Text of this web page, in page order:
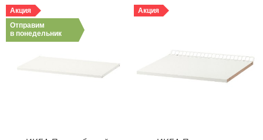
Акция
Отправим
в понедельник
Акция